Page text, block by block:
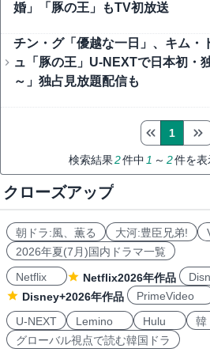
婚」「豚の王」もTV初放送
チン・グ「優越な一日」、キム・
ュ「豚の王」U-NEXTで日本初・
～」独占見放題配信も
検索結果2件中 1 ～ 2件を表
1
クローズアップ
朝ドラ:風、薫る 大河:豊臣兄弟!
2026年夏(7月)国内ドラマ一覧
Netflix
Netflix2026年作品
Disney+2026年作品
PrimeVideo
U-NEXT
Lemino Hulu
韓
グローバル視点で読む韓国ドラ